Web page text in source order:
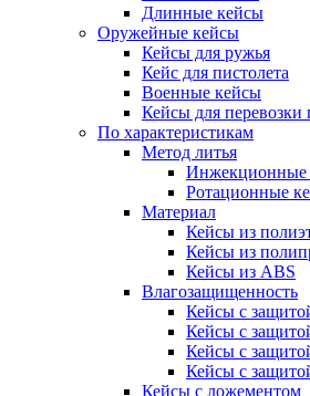
Длинные кейсы
Оружейные кейсы
Кейсы для ружья
Кейс для пистолета
Военные кейсы
Кейсы для перевозки
По характеристикам
Метод литья
Инжекционные
Ротационные
Материал
Кейсы из
Кейсы из
Кейсы из ABS
Влагозащищенность
Кейсы c
Кейсы c
Кейсы c
Кейсы c
Кейсы с ложементом